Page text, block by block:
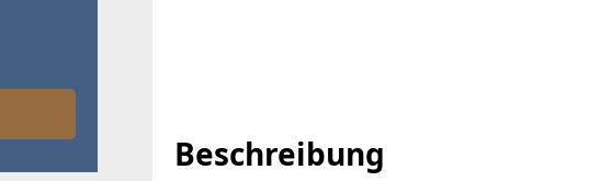
Beschreibung